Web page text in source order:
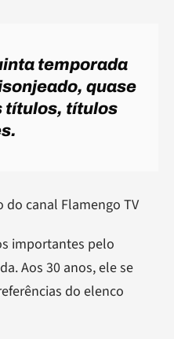
temporada
quase
títulos, títulos
canal Flamengo TV
importantes pelo
Aos 30 anos, ele se
do elenco